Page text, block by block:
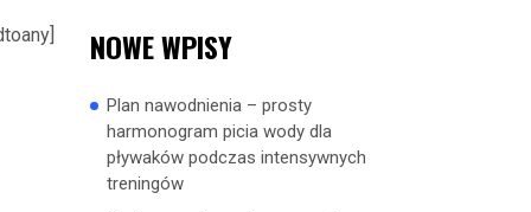
NOWE WPISY
Plan nawodnienia – prosty
harmonogram picia wody dla
pływaków podczas intensywnych
treningów